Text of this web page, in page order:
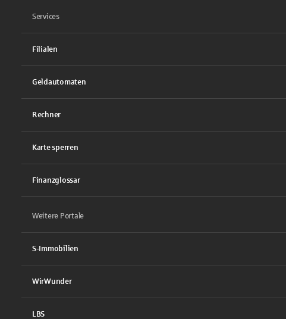
Services
Filialen
Geldautomaten
Rechner
Karte sperren
Finanzglossar
Weitere Portale
S-Immobilien
WirWunder
LBS